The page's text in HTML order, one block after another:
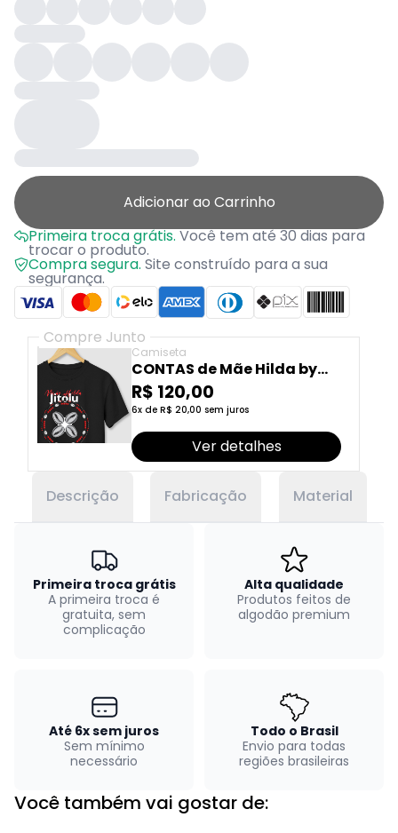
Adicionar ao Carrinho
Primeira troca grátis.Você tem até 30 dias para
trocar o produto.
Compra segura. Site construído para a sua
segurança.
Compre Junto
Camiseta
CONTAS de Mãe Hilda by
Laço Afro
R$ 120,00
6x de R$ 20,00 sem juros
Ver detalhes
Descrição Fabricação Material
Primeira troca grátis
A primeira troca é
gratuita, sem
complicação
Alta qualidade
Produtos feitos de
algodão premium
Até 6x sem juros
Sem mínimo
necessário
Todo o Brasil
Envio para todas
regiões brasileiras
Você também vai gostar de: